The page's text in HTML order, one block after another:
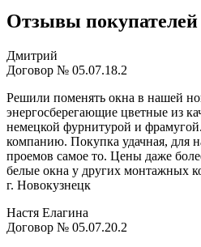
Отзывы покупателей
Дмитрий
Договор № 05.07.18.2
Решили поменять окна в нашей
энергосберегающие цветные из
немецкой фурнитурой и
компанию. Покупка удачная, для
проемов самое то. Цены даже
белые окна у других монтажных
г. Новокузнецк
Настя Елагина
Договор № 05.07.20.2